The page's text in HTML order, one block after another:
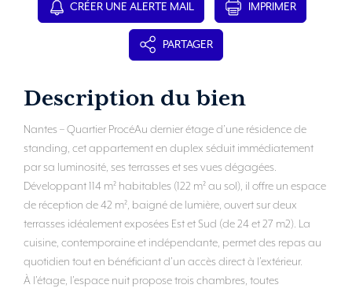
CRÉER UNE ALERTE MAIL IMPRIMER
PARTAGER
Description du bien
Nantes – Quartier ProcéAu dernier étage d’une résidence de
standing, cet appartement en duplex séduit immédiatement
par sa luminosité, ses terrasses et ses vues dégagées.
Développant 114 m² habitables (122 m² au sol), il offre un espace
de réception de 42 m², baigné de lumière, ouvert sur deux
terrasses idéalement exposées Est et Sud (de 24 et 27 m2). La
cuisine, contemporaine et indépendante, permet des repas au
quotidien tout en bénéficiant d’un accès direct à l’extérieur.
À l’étage, l’espace nuit propose trois chambres, toutes